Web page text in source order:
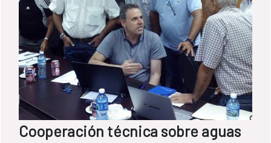
Cooperación técnica sobre aguas